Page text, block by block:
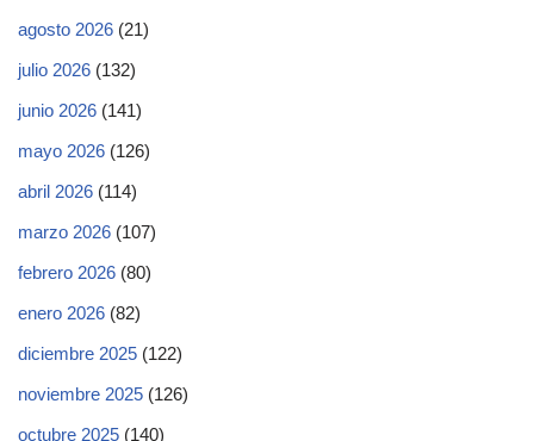
agosto 2026 (21)
julio 2026 (132)
junio 2026 (141)
mayo 2026 (126)
abril 2026 (114)
marzo 2026 (107)
febrero 2026 (80)
enero 2026 (82)
diciembre 2025 (122)
noviembre 2025 (126)
octubre 2025 (140)